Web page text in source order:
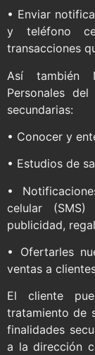
• Enviar
y teléfono
transacciones
Así también
Personales
secundarias:
• Conocer y
• Estudios de
•
celular (SMS)
publicidad,
• Ofertarles
ventas a
El cliente
tratamiento de
finalidades
a la dirección